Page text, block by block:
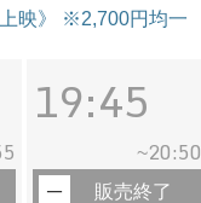
映》 ※2,700円均一
19:45
~20:50
販売終了